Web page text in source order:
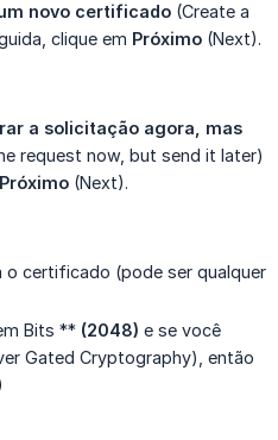
novo certificado (Create a
clique em Próximo (Next).
a solicitação agora, mas
request now, but send it later)
Próximo (Next).
o certificado (pode ser qualquer
Bits ** (2048) e se você
Gated Cryptography), então